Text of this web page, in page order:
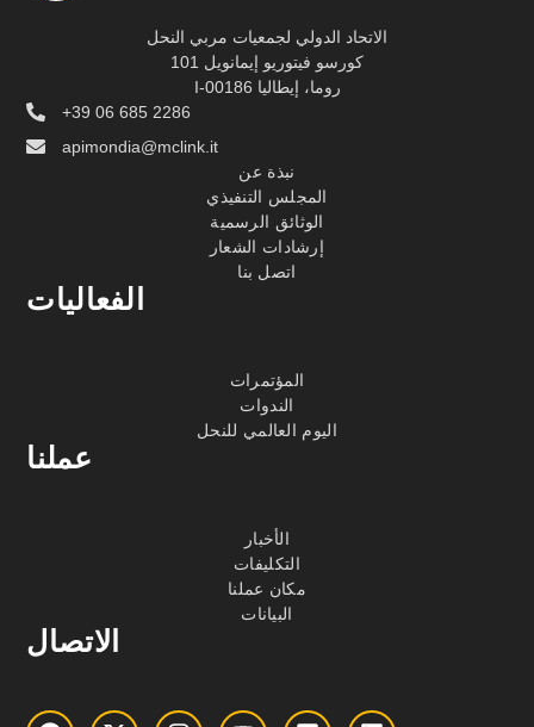
الاتحاد الدولي لجمعيات مربي النحل
كورسو فيتوريو إيمانويل 101
I-00186 روما، إيطاليا
+39 06 685 2286
apimondia@mclink.it
نبذة عن
المجلس التنفيذي
الوثائق الرسمية
إرشادات الشعار
اتصل بنا
الفعاليات
المؤتمرات
الندوات
اليوم العالمي للنحل
عملنا
الأخبار
التكليفات
مكان عملنا
البيانات
الاتصال